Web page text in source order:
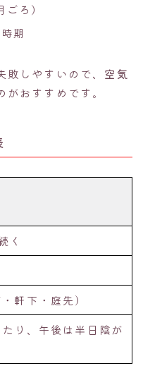
ろ）
期
しやすいので、 空気
がおすすめです。
く
軒下・庭先）
り、午後は半日陰が